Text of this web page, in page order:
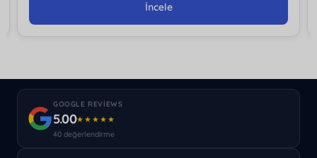
İncele
GOOGLE REVIEWS
5.00★★★★★
40 değerlendirme